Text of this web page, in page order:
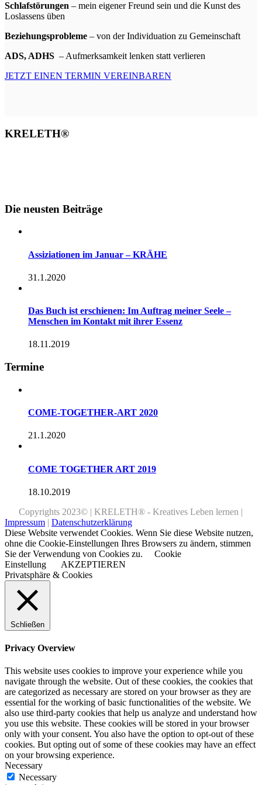
Schlafstörungen – mein eigener Freund sein und die Kunst des
Loslassens üben
Beziehungsprobleme – von der Individuation zu Gemeinschaft
ADS, ADHS – Aufmerksamkeit lenken statt verlieren
JETZT EINEN TERMIN VEREINBAREN
KRELETH®
Die neusten Beiträge
Assiziationen im Januar – KRÄHE
31.1.2020
Das Buch ist erschienen: Im Auftrag meiner Seele –
Menschen im Kontakt mit ihrer Essenz
18.11.2019
Termine
COME-TOGETHER-ART 2020
21.1.2020
COME TOGETHER ART 2019
18.10.2019
Copyrights 2023© | KRELETH® - Kreatives Leben lernen |
Impressum | Datenschutzerklärung
Diese Website verwendet Cookies. Wenn Sie diese Website nutzen,
ohne die Cookie-Einstellungen Ihres Browsers zu ändern, stimmen
Sie der Verwendung von Cookies zu.
Cookie
Einstellung
AKZEPTIEREN
Privatsphäre & Cookies
Schließen
Privacy Overview
This website uses cookies to improve your experience while you
navigate through the website. Out of these cookies, the cookies that
are categorized as necessary are stored on your browser as they are
essential for the working of basic functionalities of the website. We
also use third-party cookies that help us analyze and understand how
you use this website. These cookies will be stored in your browser
only with your consent. You also have the option to opt-out of these
cookies. But opting out of some of these cookies may have an effect
on your browsing experience.
Necessary
Necessary